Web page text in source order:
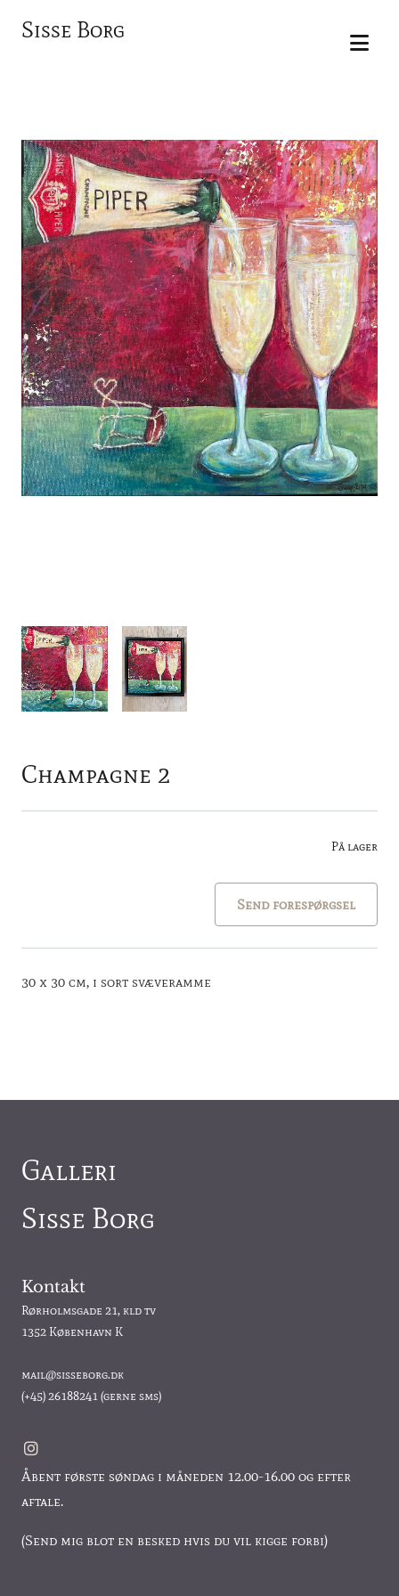
Sisse Borg
Champagne 2
På lager
Send forespørgsel
30 x 30 cm, i sort svæveramme
Galleri
Sisse Borg
Kontakt
Rørholmsgade 21, kld tv
1352 København K
mail@sisseborg.dk
(+45)26188241(gerne sms)
Åbent første søndag i måneden 12.00-16.00 og efter
aftale.
(Send mig blot en besked hvis du vil kigge forbi)